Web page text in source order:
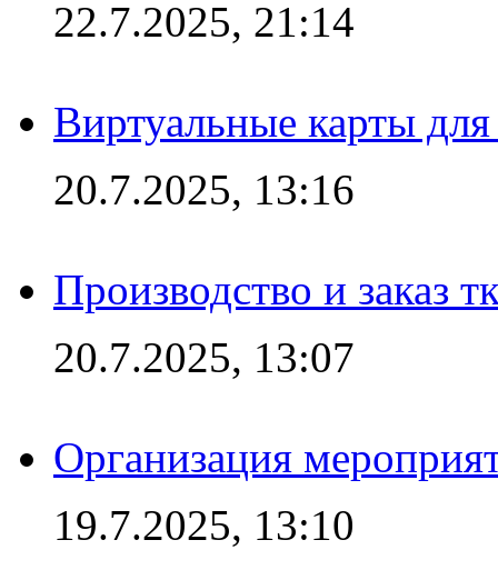
22.7.2025, 21:14
Виртуальные карты
20.7.2025, 13:16
Производство и заказ
20.7.2025, 13:07
Организация
19.7.2025, 13:10